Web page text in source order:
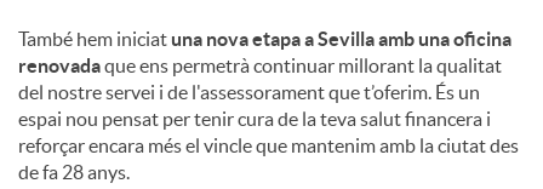
També hem iniciat una nova etapa a Sevilla amb una oficina
renovadaque ens permetrà continuar millorant la qualitat
del nostre servei i de l'assessorament que t’oferim. És un
espai nou pensat per tenir cura de la teva salut financera i
reforçar encara més el vincle que mantenim amb la ciutat des
de fa 28 anys.